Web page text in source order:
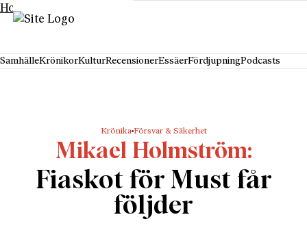
Hoppa till innehåll
SamhälleKrönikorKulturRecensionerEssäerFördjupningPodcasts
Krönika Försvar & Säkerhet
Mikael Holmström
Fiaskot för Must får
följder